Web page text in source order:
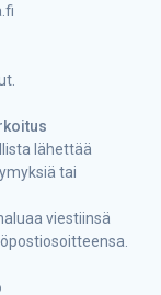
lähettää
tai
viestiinsä